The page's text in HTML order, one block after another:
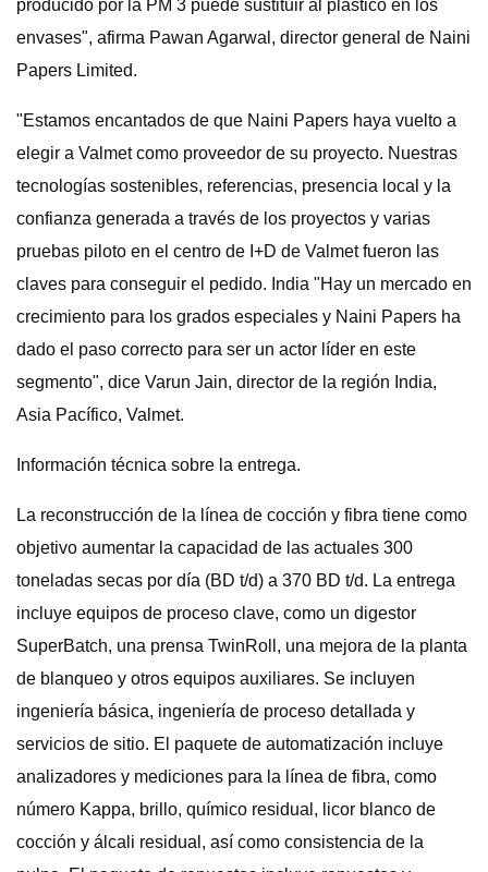
producido por la PM 3 puede sustituir al plástico en los
envases", afirma Pawan Agarwal, director general de Naini
Papers Limited.
"Estamos encantados de que Naini Papers haya vuelto a
elegir a Valmet como proveedor de su proyecto. Nuestras
tecnologías sostenibles, referencias, presencia local y la
confianza generada a través de los proyectos y varias
pruebas piloto en el centro de I+D de Valmet fueron las
claves para conseguir el pedido. India "Hay un mercado en
crecimiento para los grados especiales y Naini Papers ha
dado el paso correcto para ser un actor líder en este
segmento", dice Varun Jain, director de la región India,
Asia Pacífico, Valmet.
Información técnica sobre la entrega.
La reconstrucción de la línea de cocción y fibra tiene como
objetivo aumentar la capacidad de las actuales 300
toneladas secas por día (BD t/d) a 370 BD t/d. La entrega
incluye equipos de proceso clave, como un digestor
SuperBatch, una prensa TwinRoll, una mejora de la planta
de blanqueo y otros equipos auxiliares. Se incluyen
ingeniería básica, ingeniería de proceso detallada y
servicios de sitio. El paquete de automatización incluye
analizadores y mediciones para la línea de fibra, como
número Kappa, brillo, químico residual, licor blanco de
cocción y álcali residual, así como consistencia de la